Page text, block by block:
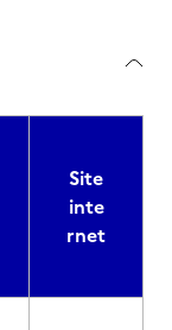
Site
inte
rnet